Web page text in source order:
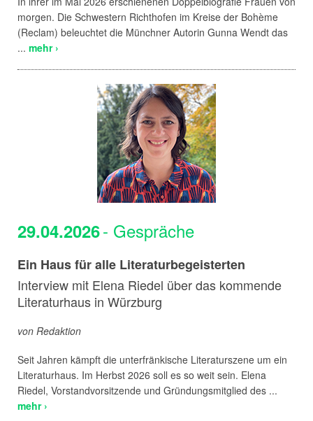
morgen. Die Schwestern Richthofen im Kreise der Bohème
(Reclam) beleuchtet die Münchner Autorin Gunna Wendt das
... mehr ›
29.04.2026- Gespräche
Ein Haus für alle Literaturbegeisterten
Interview mit Elena Riedel über das kommende
Literaturhaus in Würzburg
von Redaktion
Seit Jahren kämpft die unterfränkische Literaturszene um ein
Literaturhaus. Im Herbst 2026 soll es so weit sein. Elena
Riedel, Vorstandvorsitzende und Gründungsmitglied des ...
mehr ›